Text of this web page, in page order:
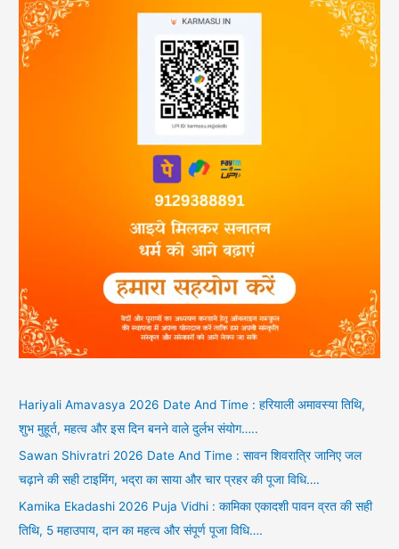
Hariyali Amavasya 2026 Date And Time : हरियाली अमावस्या तिथि,
शुभ मुहूर्त, महत्व और इस दिन बनने वाले दुर्लभ संयोग…..
Sawan Shivratri 2026 Date And Time : सावन शिवरात्रि जानिए जल
चढ़ाने की सही टाइमिंग, भद्रा का साया और चार प्रहर की पूजा विधि….
Kamika Ekadashi 2026 Puja Vidhi : कामिका एकादशी पावन व्रत की सही
तिथि, 5 महाउपाय, दान का महत्व और संपूर्ण पूजा विधि….